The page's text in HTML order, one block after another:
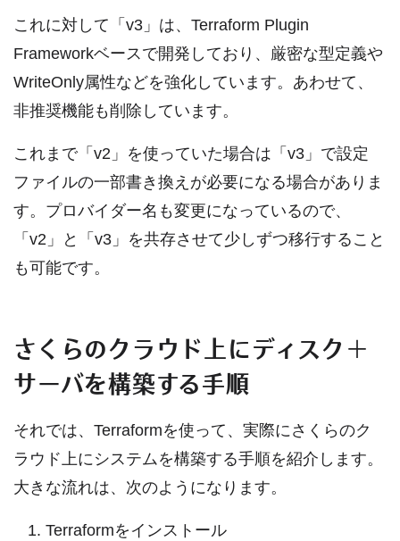
これに対して「v3」は、Terraform Plugin
Frameworkベースで開発しており、厳密な型定義や
WriteOnly属性などを強化しています。あわせて、
非推奨機能も削除しています。
これまで「v2」を使っていた場合は「v3」で設定
ファイルの一部書き換えが必要になる場合がありま
す。プロバイダー名も変更になっているので、
「v2」と「v3」を共存させて少しずつ移行すること
も可能です。
さくらのクラウド上にディスク＋
サーバを構築する手順
それでは、Terraformを使って、実際にさくらのク
ラウド上にシステムを構築する手順を紹介します。
大きな流れは、次のようになります。
Terraformをインストール